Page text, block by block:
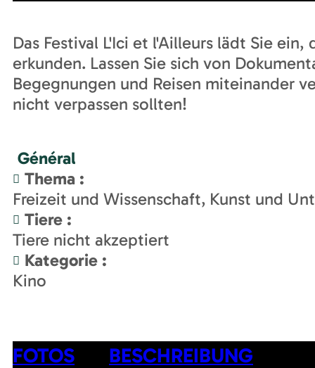
Das Festival L'Ici et l'Ailleurs lädt Sie
erkunden. Lassen Sie sich von
Begegnungen und Reisen miteinander
nicht verpassen sollten!
Général
Thema :
Freizeit und Wissenschaft Kunst und
Tiere :
Tiere nicht akzeptiert
Kategorie :
Kino
FOTOS BESCHREIBUNG